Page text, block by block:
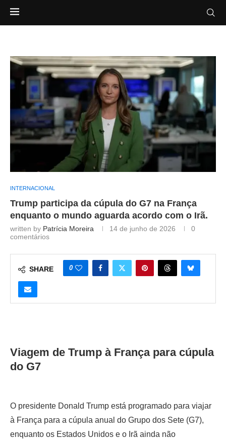
INTERNACIONAL
Trump participa da cúpula do G7 na França
enquanto o mundo aguarda acordo com o Irã.
written by Patrícia Moreira 14 de junho de 2026
0
comentários
SHARE 0
Viagem de Trump à França para cúpula
do G7
O presidente Donald Trump está programado para viajar
à França para a cúpula anual do Grupo dos Sete (G7),
enquanto os Estados Unidos e o Irã ainda não